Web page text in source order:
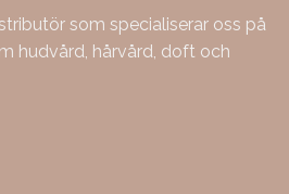
som specialiserar oss på
hudvård, hårvård, doft och